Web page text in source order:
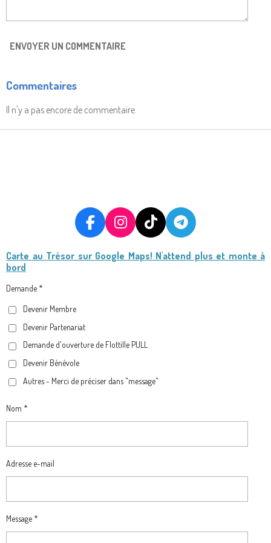
ENVOYER UN COMMENTAIRE
Commentaires
Il n'y a pas encore de commentaire.
F
C
I
S
M
T
K
T
L
Carte au Trésor sur Google Maps! N'attend plus et monte à
bord
Demande *
Devenir Membre
Devenir Partenariat
Demande d'ouverture de Flottille PULL
Devenir Bénévole
Autres - Merci de préciser dans "message"
Nom *
Adresse e-mail
Message *